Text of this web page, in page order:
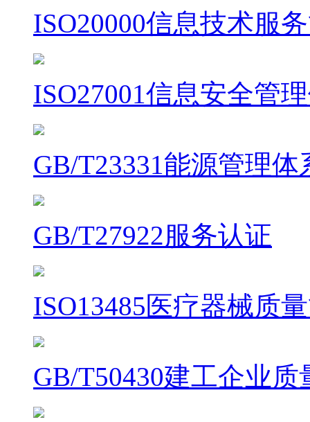
ISO20000信息技术服
ISO27001信息安全管
GB/T23331能源管理体
GB/T27922服务认证
ISO13485医疗器械质
GB/T50430建工企业